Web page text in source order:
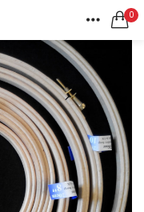
0
HOME
ACCOUNT
REGISTRATI